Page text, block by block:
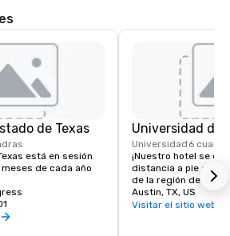
de Texas
está en sesión
de cada año
Universidad de
Universidad 6
¡Nuestro hotel se
distancia a pie del
de la región de
Austin, TX, US
Visitar el sitio web